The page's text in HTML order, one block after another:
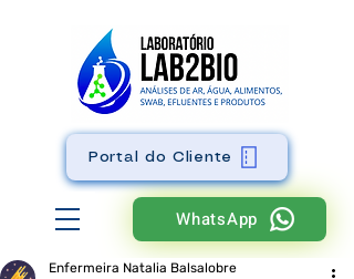
WhatsApp
Portal do Cliente
Enfermeira Natalia Balsalobre